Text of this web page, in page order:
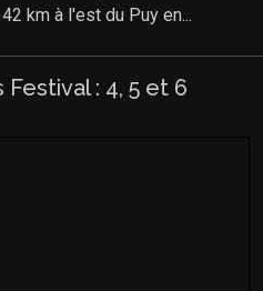
km à l'est du Puy en...
: 4, 5 et 6